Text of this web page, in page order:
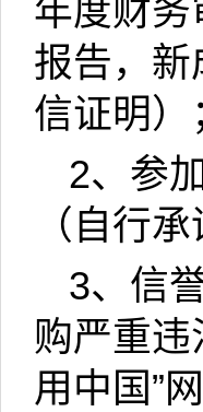
年度财
报告，
信证明）
2、参
（自行
3、信
购严重
用中国”